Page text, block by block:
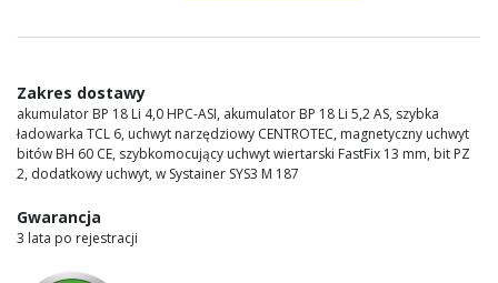
Zakres dostawy
akumulator BP 18 Li 4,0 HPC-ASI, akumulator BP 18 Li 5,2 AS, szybka
ładowarka TCL 6, uchwyt narzędziowy CENTROTEC, magnetyczny uchwyt
bitów BH 60 CE, szybkomocujący uchwyt wiertarski FastFix 13 mm, bit PZ
2, dodatkowy uchwyt, w Systainer SYS3 M 187
Gwarancja
3 lata po rejestracji